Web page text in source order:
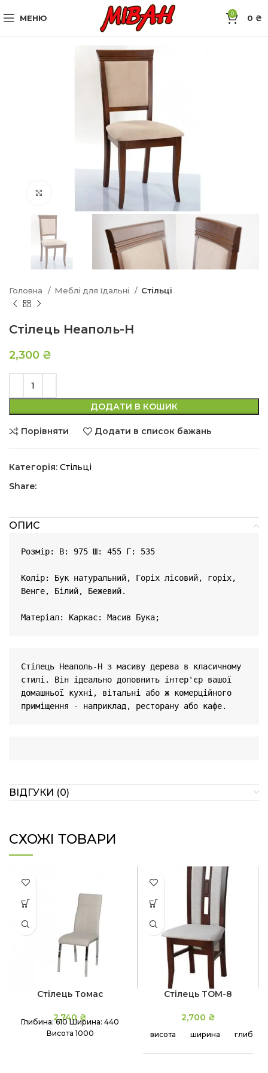
МЕНЮ 0 0 ₴
Натисніть, щоб збільшити
Головна Меблі для їдальні Стільці
Стілець Неаполь-Н
2,300 ₴
ДОДАТИ В КОШИК
Порівняти Додати в список бажань
Категорія: Стільці
Share:
ОПИС
Розмір: В: 975 Ш: 455 Г: 535
Колір: Бук натуральний, Горіх лісовий, горіх,
Венге, Білий, Бежевий.
Стілець Неаполь-Н з масиву дерева в класичному
стилі. Він ідеально доповнить інтер'єр вашої
домашньої кухні, вітальні або ж комерційного
приміщення - наприклад, ресторану або кафе.
ВІДГУКИ (0)
СХОЖІ ТОВАРИ
Стілець Томас
2,740 ₴
Глибина: 610Ширина: 440
Висота 1000
Стілець ТОМ-8
2,700 ₴
висота ширина глибина